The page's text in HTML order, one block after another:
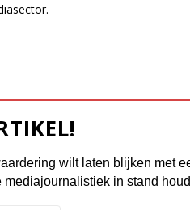
wilt laten blijken met
in stand